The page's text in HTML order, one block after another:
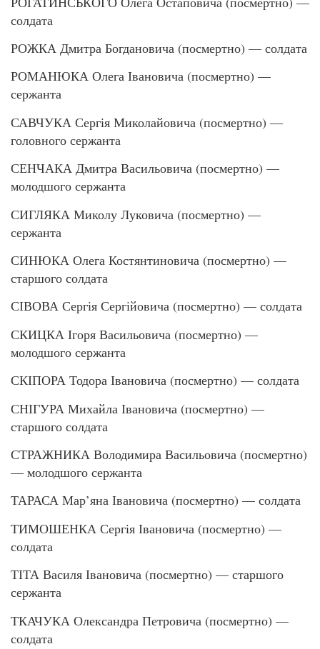
солдата
РОЖКА Дмитра Богдановича (посмертно) — солдата
РОМАНЮКА Олега Івановича (посмертно) —
сержанта
САВЧУКА Сергія Миколайовича (посмертно) —
головного сержанта
СЕНЧАКА Дмитра Васильовича (посмертно) —
молодшого сержанта
СИГЛЯКА Миколу Луковича (посмертно) —
сержанта
СИНЮКА Олега Костянтиновича (посмертно) —
старшого солдата
СІВОВА Сергія Сергійовича (посмертно) — солдата
СКИЦКА Ігоря Васильовича (посмертно) —
молодшого сержанта
СКІПОРА Тодора Івановича (посмертно) — солдата
СНІГУРА Михайла Івановича (посмертно) —
старшого солдата
СТРАЖНИКА Володимира Васильовича (посмертно)
— молодшого сержанта
ТАРАСА Мар’яна Івановича (посмертно) — солдата
ТИМОШЕНКА Сергія Івановича (посмертно) —
солдата
ТІТА Василя Івановича (посмертно) — старшого
сержанта
ТКАЧУКА Олександра Петровича (посмертно) —
солдата